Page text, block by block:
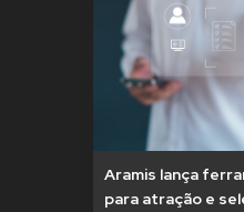
Aramis lança
para atração e